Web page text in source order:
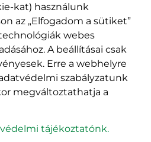
utca, 41.
400489 Kolozsvár,
Majális utca, 60.
szám
tel/fax:0264 590 758
email:
office@rmdsz.ro
kat) használunk
az „Elfogadom a sütiket”
webes
A beállításai csak
Erre a webhelyre
szabályzatunk
megváltoztathatja a
tájékoztatónk.